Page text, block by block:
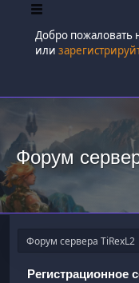
Добро пожаловать
или
Форум
Форум сервера TiRexL2
Регистрационное